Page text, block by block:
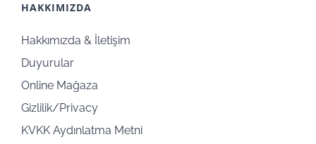
HAKKIMIZDA
Hakkımızda & İletişim
Duyurular
Online Mağaza
Gizlilik/Privacy
KVKK Aydınlatma Metni